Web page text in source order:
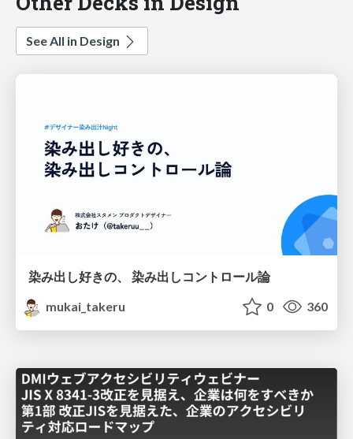
See All in Design
染み出し好きの、 染み出しコントロール論
mukai_takeru
0 360